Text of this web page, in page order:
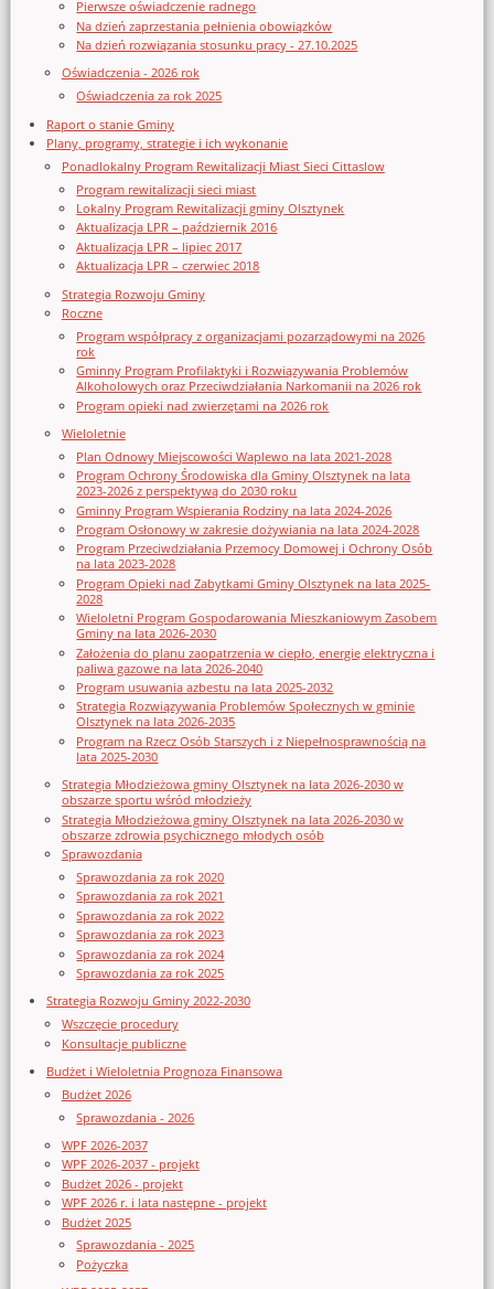
Pierwsze oświadczenie radnego
Na dzień zaprzestania pełnienia obowiązków
Na dzień rozwiązania stosunku pracy - 27.10.2025
Oświadczenia - 2026 rok
Oświadczenia za rok 2025
Raport o stanie Gminy
Plany, programy, strategie i ich wykonanie
Ponadlokalny Program Rewitalizacji Miast Sieci Cittaslow
Program rewitalizacji sieci miast
Lokalny Program Rewitalizacji gminy Olsztynek
Aktualizacja LPR – październik 2016
Aktualizacja LPR – lipiec 2017
Aktualizacja LPR – czerwiec 2018
Strategia Rozwoju Gminy
Roczne
Program współpracy z organizacjami pozarządowymi na 2026
rok
Gminny Program Profilaktyki i Rozwiązywania Problemów
Alkoholowych oraz Przeciwdziałania Narkomanii na 2026 rok
Program opieki nad zwierzętami na 2026 rok
Wieloletnie
Plan Odnowy Miejscowości Waplewo na lata 2021-2028
Program Ochrony Środowiska dla Gminy Olsztynek na lata
2023-2026 z perspektywą do 2030 roku
Gminny Program Wspierania Rodziny na lata 2024-2026
Program Osłonowy w zakresie dożywiania na lata 2024-2028
Program Przeciwdziałania Przemocy Domowej i Ochrony Osób
na lata 2023-2028
Program Opieki nad Zabytkami Gminy Olsztynek na lata 2025-
2028
Wieloletni Program Gospodarowania Mieszkaniowym Zasobem
Gminy na lata 2026-2030
Założenia do planu zaopatrzenia w ciepło, energię elektryczna i
paliwa gazowe na lata 2026-2040
Program usuwania azbestu na lata 2025-2032
Strategia Rozwiązywania Problemów Społecznych w gminie
Olsztynek na lata 2026-2035
Program na Rzecz Osób Starszych i z Niepełnosprawnością na
lata 2025-2030
Strategia Młodzieżowa gminy Olsztynek na lata 2026-2030 w
obszarze sportu wśród młodzieży
Strategia Młodzieżowa gminy Olsztynek na lata 2026-2030 w
obszarze zdrowia psychicznego młodych osób
Sprawozdania
Sprawozdania za rok 2020
Sprawozdania za rok 2021
Sprawozdania za rok 2022
Sprawozdania za rok 2023
Sprawozdania za rok 2024
Sprawozdania za rok 2025
Strategia Rozwoju Gminy 2022-2030
Wszczęcie procedury
Konsultacje publiczne
Budżet i Wieloletnia Prognoza Finansowa
Budżet 2026
Sprawozdania - 2026
WPF 2026-2037
WPF 2026-2037 - projekt
Budżet 2026 - projekt
WPF 2026 r. i lata następne - projekt
Budżet 2025
Sprawozdania - 2025
Pożyczka